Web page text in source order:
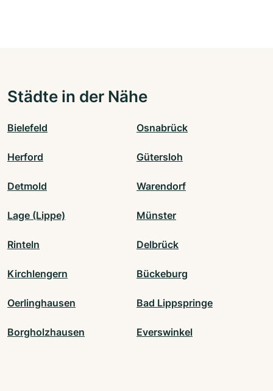
Städte in der Nähe
Bielefeld Osnabrück
Herford Gütersloh
Detmold Warendorf
Lage (Lippe) Münster
Rinteln Delbrück
Kirchlengern Bückeburg
Oerlinghausen Bad Lippspringe
Borgholzhausen Everswinkel